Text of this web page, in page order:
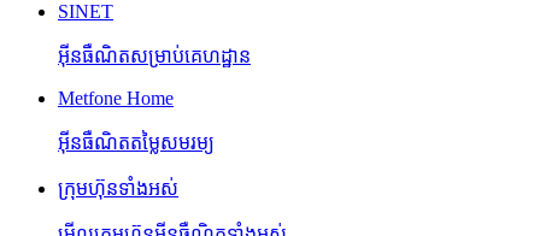
SINET
អ៊ីនធឺណិតសម្រាប់គេហដ្ឋាន
Metfone Home
អ៊ីនធឺណិតតម្លៃសមរម្យ
ក្រុមហ៊ុនទាំងអស់